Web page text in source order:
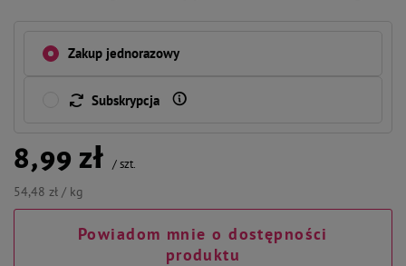
Zakup jednorazowy
Subskrypcja
8,99 zł /szt.
54,48 zł / kg
Powiadom mnie o dostępności
produktu